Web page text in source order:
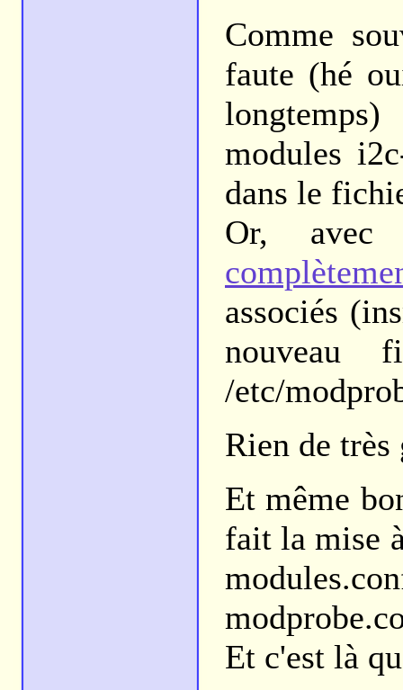
Comme
faute (hé
modules
dans le
Or,
associés
nouveau
/etc/
Rien de très
Et même
fait la mise
Et c'est là